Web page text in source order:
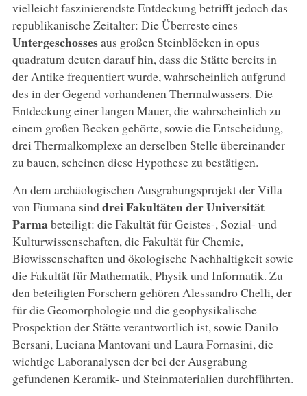
vielleicht faszinierendste Entdeckung betrifft jedoch das
republikanische Zeitalter: Die Überreste eines
Untergeschossesaus großen Steinblöcken in opus
quadratum deuten darauf hin, dass die Stätte bereits in
der Antike frequentiert wurde, wahrscheinlich aufgrund
des in der Gegend vorhandenen Thermalwassers. Die
Entdeckung einer langen Mauer, die wahrscheinlich zu
einem großen Becken gehörte, sowie die Entscheidung,
drei Thermalkomplexe an derselben Stelle übereinander
zu bauen, scheinen diese Hypothese zu bestätigen.
An dem archäologischen Ausgrabungsprojekt der Villa
von Fiumana sinddrei Fakultäten der Universität
Parmabeteiligt: die Fakultät für Geistes-, Sozial- und
Kulturwissenschaften, die Fakultät für Chemie,
Biowissenschaften und ökologische Nachhaltigkeit sowie
die Fakultät für Mathematik, Physik und Informatik. Zu
den beteiligten Forschern gehören Alessandro Chelli, der
für die Geomorphologie und die geophysikalische
Prospektion der Stätte verantwortlich ist, sowie Danilo
Bersani, Luciana Mantovani und Laura Fornasini, die
wichtige Laboranalysen der bei der Ausgrabung
gefundenen Keramik- und Steinmaterialien durchführten.